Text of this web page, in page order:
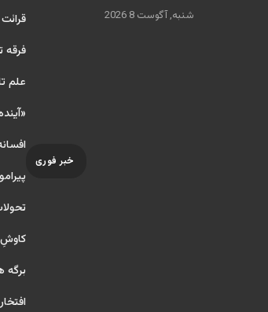
شنبه, آگوست 8 2026
خبر فوری
فرقه
علم
کاوشِ
برگه